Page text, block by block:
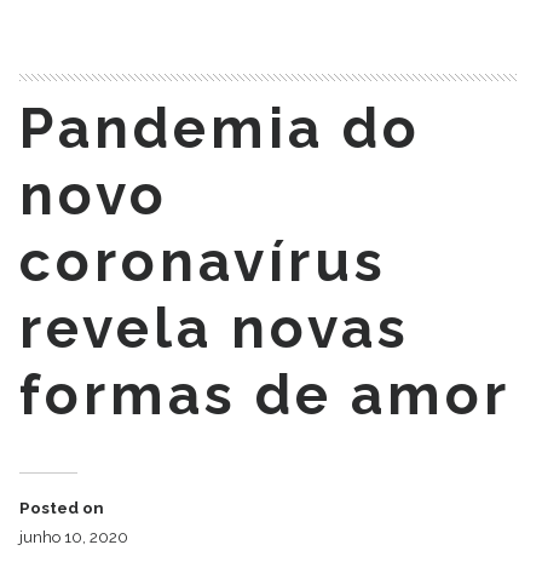
Pandemia do
novo
coronavírus
revela novas
formas de amor
Posted on
junho 10, 2020